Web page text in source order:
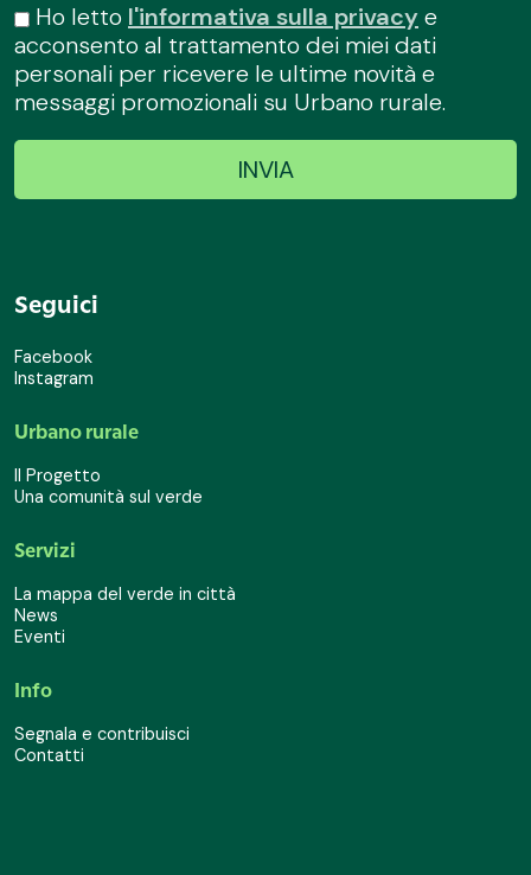
Ho letto l'informativa sulla privacye
acconsento al trattamento dei miei dati
personali per ricevere le ultime novità e
messaggi promozionali su Urbano rurale.
Seguici
Facebook
Instagram
Urbano rurale
Il Progetto
Una comunità sul verde
Servizi
La mappa del verde in città
News
Eventi
Info
Segnala e contribuisci
Contatti